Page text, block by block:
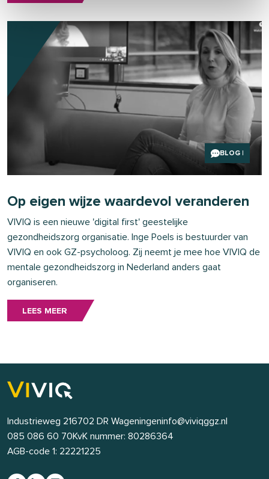
BLOG
Op eigen wijze waardevol veranderen
VIVIQ is een nieuwe 'digital first' geestelijke
gezondheidszorg organisatie. Inge Poels is bestuurder van
VIVIQ en ook GZ-psycholoog. Zij neemt je mee hoe VIVIQ de
mentale gezondheidszorg in Nederland anders gaat
organiseren.
LEES MEER
Industrieweg 216702 DR Wageningeninfo@viviqggz.nl
085 086 60 70KvK nummer: 80286364
AGB-code 1: 22221225